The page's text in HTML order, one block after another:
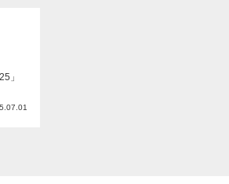
」